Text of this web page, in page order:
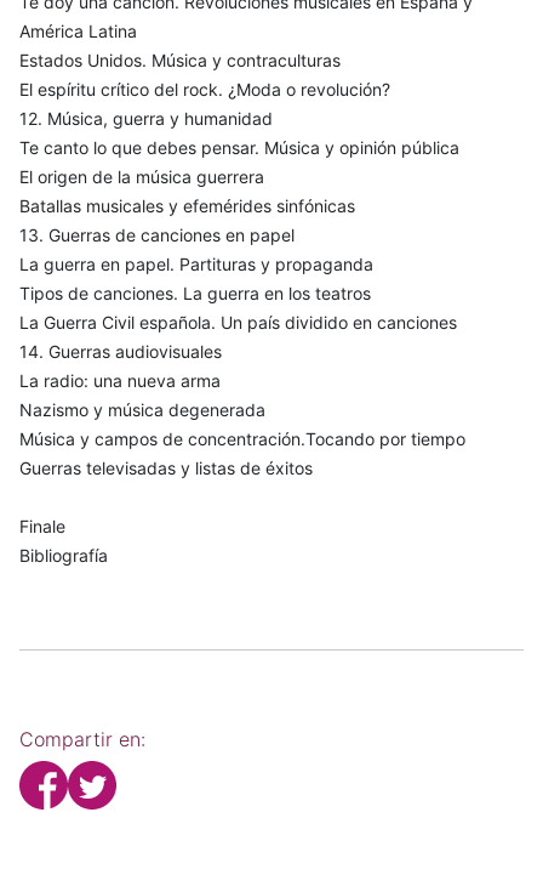
América Latina
Estados Unidos. Música y contraculturas
El espíritu crítico del rock. ¿Moda o revolución?
12. Música, guerra y humanidad
Te canto lo que debes pensar. Música y opinión pública
El origen de la música guerrera
Batallas musicales y efemérides sinfónicas
13. Guerras de canciones en papel
La guerra en papel. Partituras y propaganda
Tipos de canciones. La guerra en los teatros
La Guerra Civil española. Un país dividido en canciones
14. Guerras audiovisuales
La radio: una nueva arma
Nazismo y música degenerada
Música y campos de concentración.Tocando por tiempo
Guerras televisadas y listas de éxitos
Finale
Bibliografía
Compartir en: